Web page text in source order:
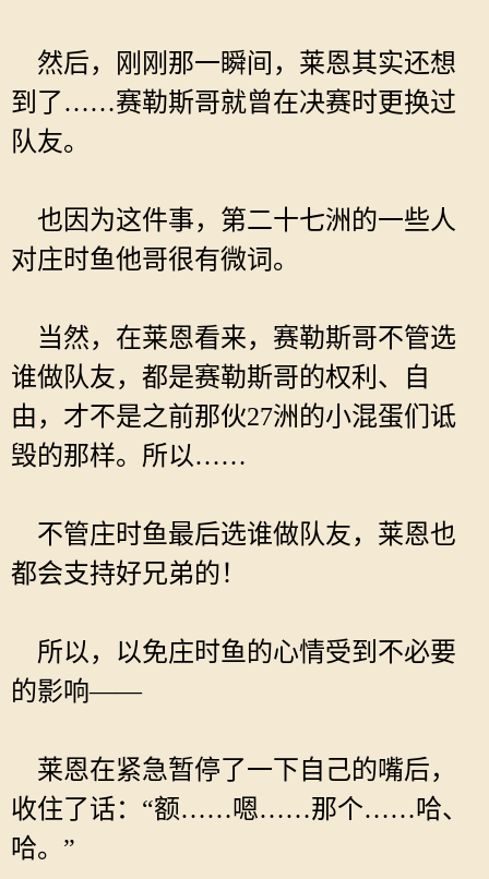
然后，刚刚那一瞬间，莱恩其实还想
到了……赛勒斯哥就曾在决赛时更换过
队友。
也因为这件事，第二十七洲的一些人
对庄时鱼他哥很有微词。
当然，在莱恩看来，赛勒斯哥不管选
谁做队友，都是赛勒斯哥的权利、自
由，才不是之前那伙27洲的小混蛋们诋
毁的那样。所以……
不管庄时鱼最后选谁做队友，莱恩也
都会支持好兄弟的！
所以，以免庄时鱼的心情受到不必要
的影响——
莱恩在紧急暂停了一下自己的嘴后，
收住了话：“额……嗯……那个……哈、
哈。”